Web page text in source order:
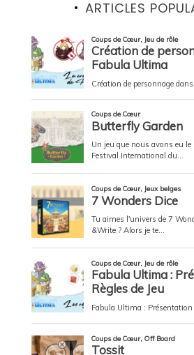
ARTICLES